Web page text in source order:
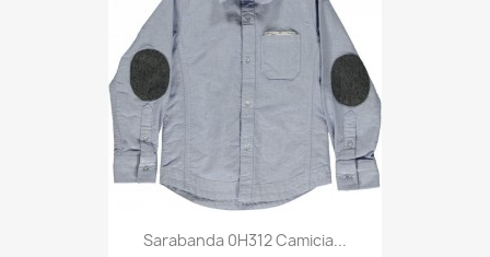
Sarabanda 0H312 Camicia...